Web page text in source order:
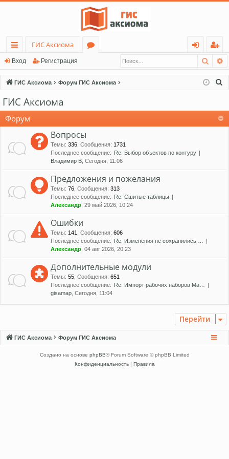
с
ы
лк
и
ГИС Аксиома
ру
м
д
ег
ис
тр
Вход Регистрация
ГИС Аксиома Форум ГИС Аксиома
к
ГИС Аксиома
Форум
Вопросы
Темы: 336 Сообщения: 1731
Последнее сообщение: Re: Выбор объектов по контуру
Владимир В , Сегодня, 11:06
Предложения и пожелания
Темы: 76 Сообщения: 313
Последнее сообщение: Re: Сшитые таблицы
Александр , 29 май 2026, 10:24
Ошибки
Темы: 141 Сообщения: 606
Последнее сообщение: Re: Изменения не сохранились …
Александр , 04 авг 2026, 20:23
Дополнительные модули
Темы: 55 Сообщения: 651
Последнее сообщение: Re: Импорт рабочих наборов Ma…
gisamap , Сегодня, 11:04
Перейти
ГИС Аксиома Форум ГИС Аксиома
Создано на основе phpBB® Forum Software © phpBB Limited
Конфиденциальность| Правила